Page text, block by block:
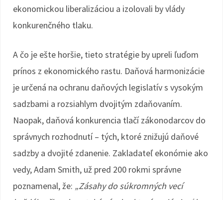
ekonomickou liberalizáciou a izolovali by vlády
konkurenčného tlaku.
A čo je ešte horšie, tieto stratégie by upreli ľuďom
prínos z ekonomického rastu. Daňová harmonizácie
je určená na ochranu daňových legislatív s vysokým
sadzbami a rozsiahlym dvojitým zdaňovaním.
Naopak, daňová konkurencia tlačí zákonodarcov do
správnych rozhodnutí – tých, ktoré znižujú daňové
sadzby a dvojité zdanenie. Zakladateľ ekonómie ako
vedy, Adam Smith, už pred 200 rokmi správne
poznamenal, že: „Zásahy do súkromných vecí